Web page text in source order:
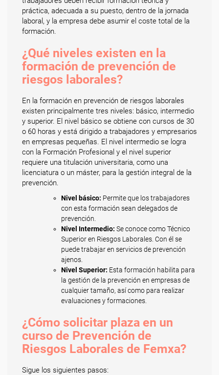
práctica, adecuada a su puesto, dentro de la jornada
laboral, y la empresa debe asumir el coste total de la
formación.
¿Qué niveles existen en la
formación de prevención de
riesgos laborales?
En la formación en prevención de riesgos laborales
existen principalmente tres niveles: básico, intermedio
y superior. El nivel básico se obtiene con cursos de 30
o 60 horas y está dirigido a trabajadores y empresarios
en empresas pequeñas. El nivel intermedio se logra
con la Formación Profesional y el nivel superior
requiere una titulación universitaria, como una
licenciatura o un máster, para la gestión integral de la
prevención.
Nivel básico: Permite que los trabajadores
con esta formación sean delegados de
prevención.
Nivel Intermedio: Se conoce como Técnico
Superior en Riesgos Laborales. Con él se
puede trabajar en servicios de prevención
ajenos.
Nivel Superior: Esta formación habilita para
la gestión de la prevención en empresas de
cualquier tamaño, así como para realizar
evaluaciones y formaciones.
¿Cómo solicitar plaza en un
curso de Prevención de
Riesgos Laborales de Femxa?
Sigue los siguientes pasos: